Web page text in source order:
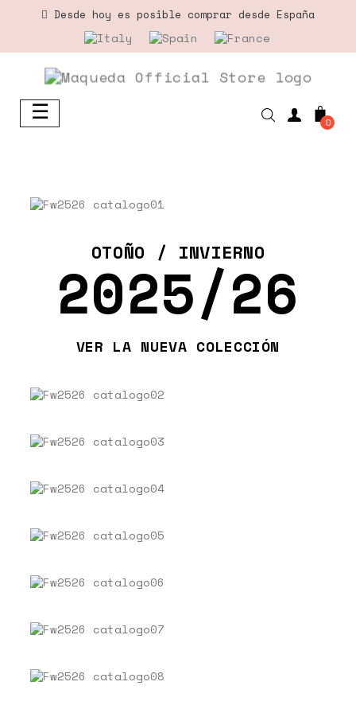
Desde hoy es posible comprar desde España
Navegación
de
☰ 0
OTOÑO / INVIERNO
2025/26
VER LA NUEVA COLECCIÓN